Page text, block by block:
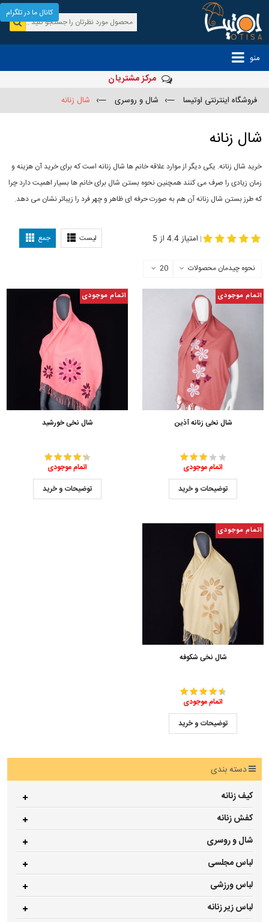
منو
مرکز مشتریان
فروشگاه اینترنتی اوتیسا —› شال و روسری —› شال زنانه
شال زنانه
خرید شال زنانه. یکی دیگر از موارد علاقه خانم ها شال زنانه است که برای خرید آن هزینه و
زمان زیادی را صرف می کنند همچنین نحوه بستن شال برای خانم ها بسیار اهمیت دارد چرا
که طرز بستن شال زنانه آن هم به صورت حرفه ای ظاهر و چهر فرد را زیباتر نشان می دهد.
لیست جمع | امتیاز 4.4 از 5
نحوه چیدمان محصولات 20
اتمام موجودی
شال نخی زنانه آذین
اتمام موجودی
توضیحات و خرید
اتمام موجودی
شال نخی خورشید
اتمام موجودی
توضیحات و خرید
اتمام موجودی
شال نخی شکوفه
اتمام موجودی
توضیحات و خرید
دسته بندی
کیف زنانه
کفش زنانه
شال و روسری
لباس مجلسی
لباس ورزشی
لباس زیر زنانه
کانال ما در تلگرام